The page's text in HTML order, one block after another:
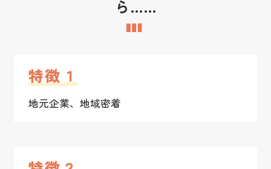
ら……
特徴１
地元企業、地域密着